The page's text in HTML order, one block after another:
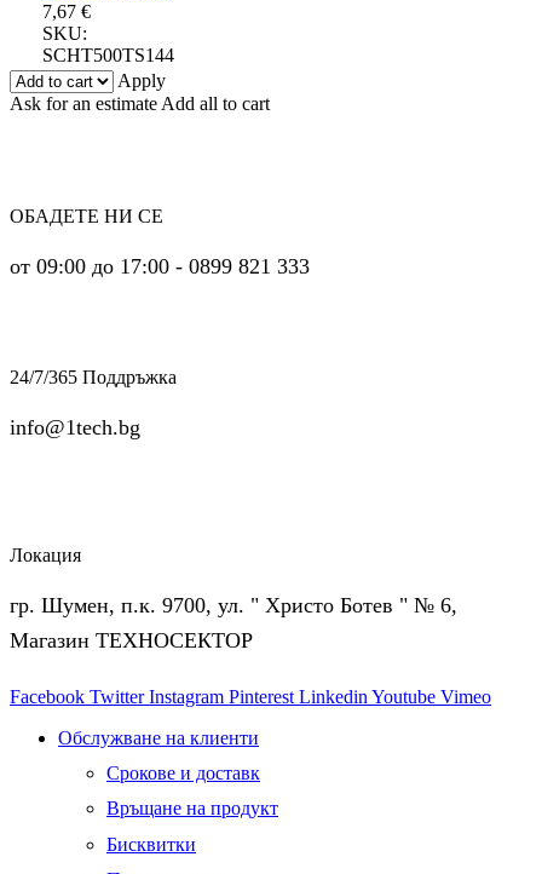
7,67 €
SKU:
SCHT500TS144
Apply
Ask for an estimate Add all to cart
ОБАДЕТЕ НИ СЕ
от 09:00 до 17:00 - 0899 821 333
24/7/365 Поддръжка
info@1tech.bg
Локация
гр. Шумен, п.к. 9700, ул. " Христо Ботев " № 6,
Магазин ТЕХНОСЕКТОР
Facebook Twitter Instagram Pinterest Linkedin Youtube Vimeo
Обслужване на клиенти
Срокове и доставк
Връщане на продукт
Бисквитки